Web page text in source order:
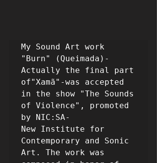
My Sound Art work
"Burn" (Queimada)-
Actually the final part
of"Xamã"-was accepted
in the show "The Sounds
of Violence", promoted
by NIC:SA-
New Institute for
Contemporary and Sonic
Art. The work was